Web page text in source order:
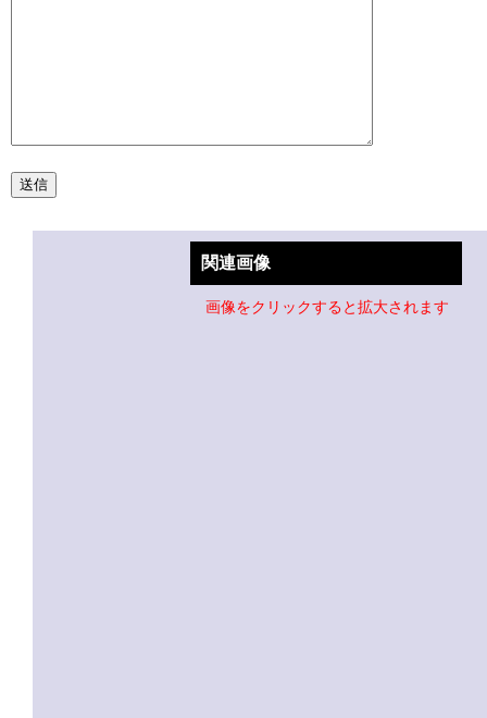
関連画像
画像をクリックすると拡大されます